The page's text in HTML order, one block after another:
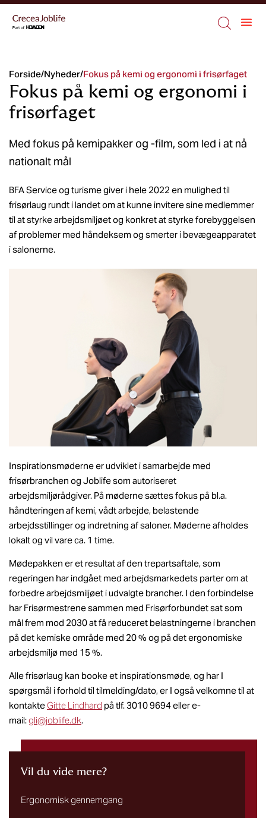
Forside/Nyheder/Fokus på kemi og ergonomi i frisørfaget
Fokus på kemi og ergonomi i
frisørfaget
Med fokus på kemipakker og -film, som led i at nå
nationalt mål
BFA Service og turisme giver i hele 2022 en mulighed til
frisørlaug rundt i landet om at kunne invitere sine medlemmer
til at styrke arbejdsmiljøet og konkret at styrke forebyggelsen
af problemer med håndeksem og smerter i bevægeapparatet
i salonerne.
Inspirationsmøderne er udviklet i samarbejde med
frisørbranchen og Joblife som autoriseret
arbejdsmiljørådgiver. På møderne sættes fokus på bl.a.
håndteringen af kemi, vådt arbejde, belastende
arbejdsstillinger og indretning af saloner. Møderne afholdes
lokalt og vil vare ca. 1 time.
Mødepakken er et resultat af den trepartsaftale, som
regeringen har indgået med arbejdsmarkedets parter om at
forbedre arbejdsmiljøet i udvalgte brancher. I den forbindelse
har Frisørmestrene sammen med Frisørforbundet sat som
mål frem mod 2030 at få reduceret belastningerne i branchen
på det kemiske område med 20 % og på det ergonomiske
arbejdsmiljø med 15 %.
Alle frisørlaug kan booke et inspirationsmøde, og har I
spørgsmål i forhold til tilmelding/dato, er I også velkomne til at
kontakte Gitte Lindhard på tlf. 3010 9694 eller e-
mail:gli@joblife.dk.
Vil du vide mere?
Ergonomisk gennemgang